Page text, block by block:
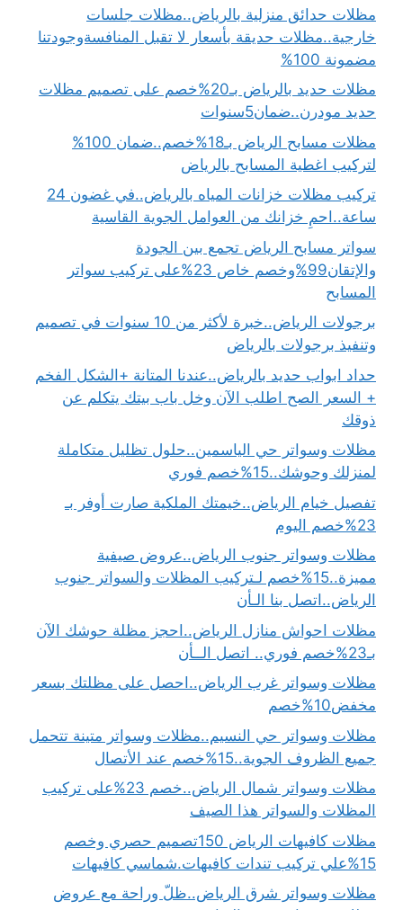
مظلات حدائق منزلية بالرياض..مظلات جلسات
خارجية..مظلات حديقة بأسعار لا تقبل المنافسةوجودتنا
مضمونة 100%
مظلات حديد بالرياض بـ20%خصم على تصميم مظلات
حديد مودرن..ضمان5سنوات
مظلات مسابح الرياض بـ18%خصم..ضمان 100%
لتركيب اغطية المسابح بالرياض
تركيب مظلات خزانات المياه بالرياض..في غضون 24
ساعة..احمِ خزانك من العوامل الجوية القاسية
سواتر مسابح الرياض تجمع بين الجودة
والإتقان99%وخصم خاص 23%على تركيب سواتر
المسابح
برجولات الرياض..خبرة لأكثر من 10 سنوات في تصميم
وتنفيذ برجولات بالرياض
حداد ابواب حديد بالرياض..عندنا المتانة +الشكل الفخم
+ السعر الصح اطلب الآن وخل باب بيتك يتكلم عن
ذوقك
مظلات وسواتر حي الياسمين..حلول تظليل متكاملة
لمنزلك وحوشك..15%خصم فوري
تفصيل خيام الرياض..خيمتك الملكية صارت أوفر بـ
23%خصم اليوم
مظلات وسواتر جنوب الرياض..عروض صيفية
مميزة..15%خصم لـتركيب المظلات والسواتر جنوب
الرياض..اتصل بنا الـأن
مظلات احواش منازل الرياض..احجز مظلة حوشك الآن
بـ23%خصم فوري.. اتصل الــأن
مظلات وسواتر غرب الرياض..احصل على مظلتك بسعر
مخفض10%خصم
مظلات وسواتر حي النسيم..مظلات وسواتر متينة تتحمل
جميع الظروف الجوية..15%خصم عند الأتصال
مظلات وسواتر شمال الرياض..خصم 23%على تركيب
المظلات والسواتر هذا الصيف
مظلات كافيهات الرياض 150تصميم حصري وخصم
15%علي تركيب تندات كافيهات.شماسي كافيهات
مظلات وسواتر شرق الرياض..ظلّ وراحة مع عروض